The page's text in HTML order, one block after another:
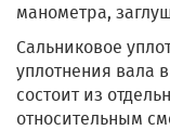
манометра,
Сальниковое
уплотнения вала
состоит из
относительным